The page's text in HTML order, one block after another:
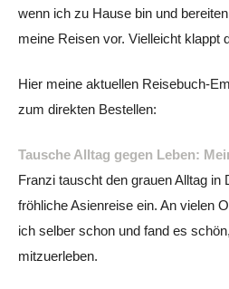
wenn ich zu Hause bin und
meine Reisen vor. Vielleicht klappt
Hier meine aktuellen Reisebuch-
zum direkten Bestellen:
Tausche Alltag gegen Leben:
Franzi tauscht den grauen Alltag in
fröhliche Asienreise ein. An vielen
ich selber schon und fand es
mitzuerleben.